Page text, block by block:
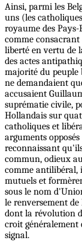
Ainsi, parmi les
uns (les
royaume des
comme consacrant
liberté en vertu de
des actes
majorité du peuple
ne demandaient
accusaient
suprématie civile,
Hollandais sur
catholiques et
arguments
reconnaissant
commun, odieux
comme antilibéral,
mutuels et
sous le nom
le renversement
dont la révolution
croit généralement
signal.